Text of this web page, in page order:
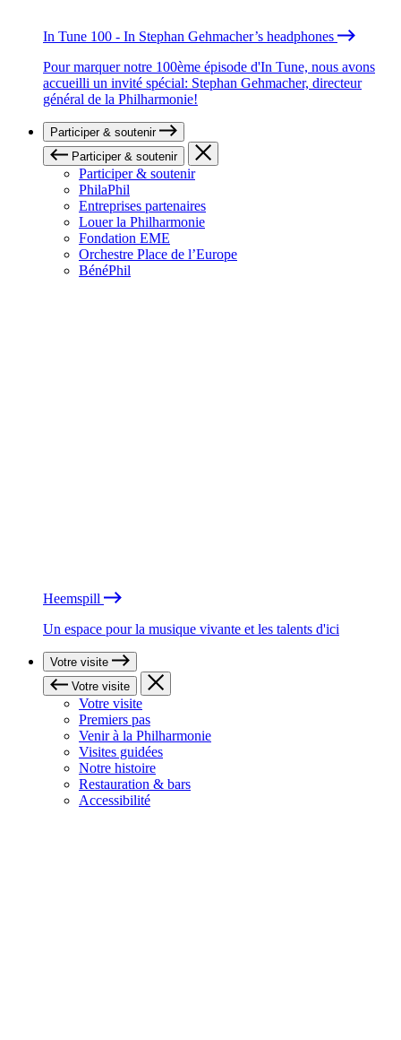
In Tune 100 - In Stephan Gehmacher’s headphones
Pour marquer notre 100ème épisode d'In Tune, nous avons
accueilli un invité spécial: Stephan Gehmacher, directeur
général de la Philharmonie!
Participer & soutenir
Participer & soutenir
Participer & soutenir
PhilaPhil
Entreprises partenaires
Louer la Philharmonie
Fondation EME
Orchestre Place de l’Europe
BénéPhil
Heemspill
Un espace pour la musique vivante et les talents d'ici
Votre visite
Votre visite
Votre visite
Premiers pas
Venir à la Philharmonie
Visites guidées
Notre histoire
Restauration & bars
Accessibilité